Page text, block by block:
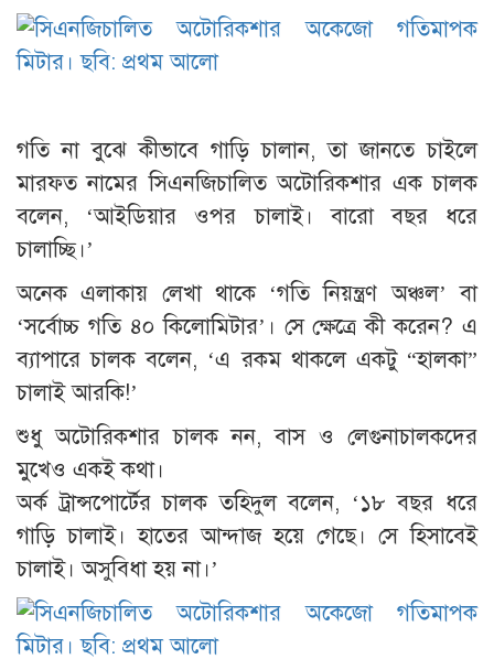
গতি না বুঝে কীভাবে গাড়ি চালান, তা জানতে চাইলে
মারফত নামের সিএনজিচালিত অটোরিকশার এক চালক
বলেন, ‘আইডিয়ার ওপর চালাই। বারো বছর ধরে
চালাচ্ছি।’
অনেক এলাকায় লেখা থাকে ‘গতি নিয়ন্ত্রণ অঞ্চল’ বা
‘সর্বোচ্চ গতি ৪০ কিলোমিটার’। সে ক্ষেত্রে কী করেন? এ
ব্যাপারে চালক বলেন, ‘এ রকম থাকলে একটু “হালকা”
চালাই আরকি!’
শুধু অটোরিকশার চালক নন, বাস ও লেগুনাচালকদের
মুখেও একই কথা।
অর্ক ট্রান্সপোর্টের চালক তহিদুল বলেন, ‘১৮ বছর ধরে
গাড়ি চালাই। হাতের আন্দাজ হয়ে গেছে। সে হিসাবেই
চালাই। অসুবিধা হয় না।’